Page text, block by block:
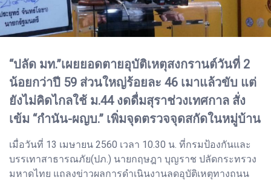
“ปลัด มท.”เผยยอดตายอุบัติเหตุสงกรานต์วันที่ 2
น้อยกว่าปี 59 ส่วนใหญ่ร้อยละ 46 เมาแล้วขับ แต่
ยังไม่คิดไกลใช้ ม.44 งดดื่มสุราช่วงเทศกาล สั่ง
เข้ม “กำนัน-ผญบ.” เพิ่มจุดตรวจจุดสกัดในหมู่บ้าน
เมื่อวันที่ 13 เมษายน 2560 เวลา 10.30 น. ที่กรมป้องกันและ
บรรเทาสาธารณภัย(ปภ.) นายกฤษฎา บุญราช ปลัดกระทรวง
มหาดไทย แถลงข่าวผลการดำเนินงานลดอุบัติเหตุทางถนน